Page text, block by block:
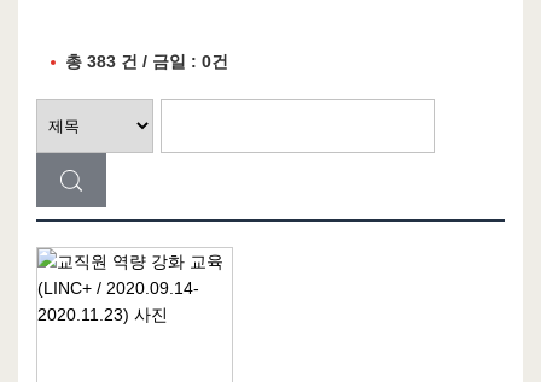
총 383 건 / 금일 : 0건